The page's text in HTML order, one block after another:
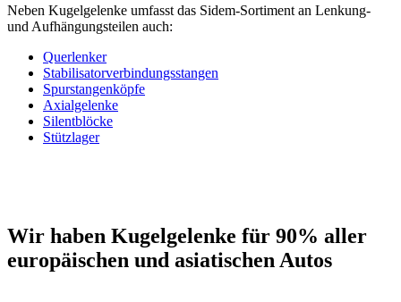
Neben Kugelgelenke umfasst das Sidem-Sortiment an Lenkung-
und Aufhängungsteilen auch:
Querlenker
Stabilisatorverbindungsstangen
Spurstangenköpfe
Axialgelenke
Silentblöcke
Stützlager
Wir haben Kugelgelenke für 90% aller
europäischen und asiatischen Autos